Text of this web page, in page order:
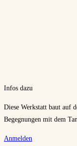
Infos dazu
Diese Werkstatt baut auf
Begegnungen mit dem
Anmelden